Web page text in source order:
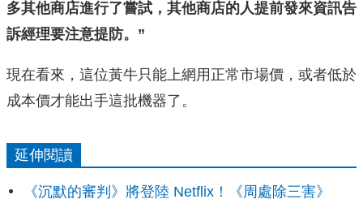
多其他商店進行了嘗試，其他商店的人提前發來資訊告
訴經理要注意提防。”
現在看來，這位黃牛只能上網用正常市場價，或者低於
成本價才能出手這批機器了。
延伸閱讀
《沉默的審判》將登陸 Netflix！《周處除三害》